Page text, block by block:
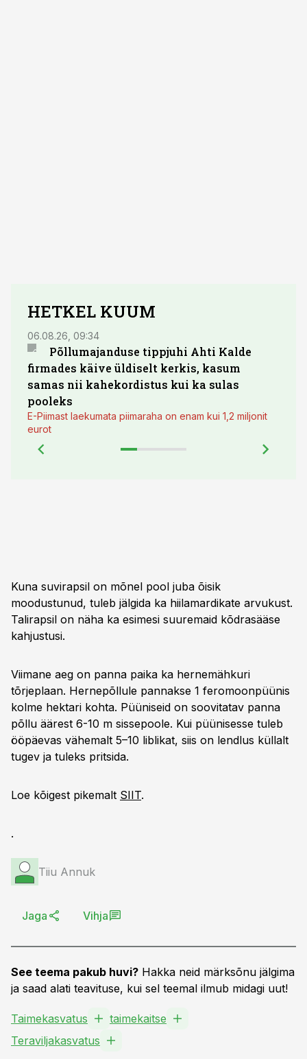
HETKEL KUUM
06.08.26, 09:34
Põllumajanduse tippjuhi Ahti Kalde
firmades käive üldiselt kerkis, kasum
samas nii kahekordistus kui ka sulas
pooleks
E-Piimast laekumata piimaraha on enam kui 1,2 miljonit
eurot
Kuna suvirapsil on mõnel pool juba õisik
moodustunud, tuleb jälgida ka hiilamardikate arvukust.
Talirapsil on näha ka esimesi suuremaid kõdrasääse
kahjustusi.
Viimane aeg on panna paika ka hernemähkuri
tõrjeplaan. Hernepõllule pannakse 1 feromoonpüünis
kolme hektari kohta. Püüniseid on soovitatav panna
põllu äärest 6-10 m sissepoole. Kui püünisesse tuleb
ööpäevas vähemalt 5–10 liblikat, siis on lendlus küllalt
tugev ja tuleks pritsida.
Loe kõigest pikemalt SIIT.
.
Tiiu Annuk
Jaga Vihja
See teema pakub huvi? Hakka neid märksõnu jälgima
ja saad alati teavituse, kui sel teemal ilmub midagi uut!
Taimekasvatus
taimekaitse
Teraviljakasvatus